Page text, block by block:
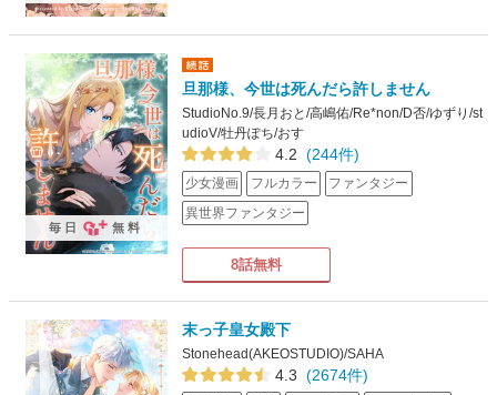
旦那様、今世は死んだら許しません
StudioNo.9/長月おと/高嶋佑/Re*non/D否/ゆずり/st
udioV/牡丹ぽち/おす
4.2 (244件)
少女漫画 フルカラー
ファンタジー
異世界ファンタジー
8話無料
毎日 無料
末っ子皇女殿下
Stonehead(AKEOSTUDIO)/SAHA
4.3 (2674件)